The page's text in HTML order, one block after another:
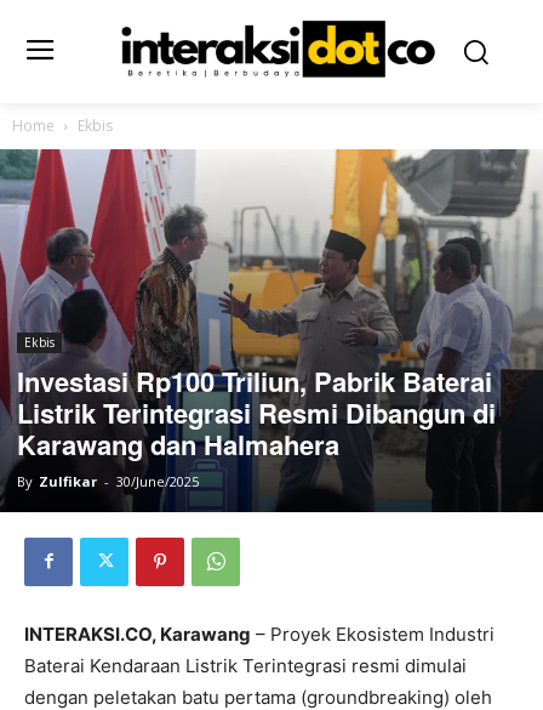
Home Ekbis
Ekbis
Investasi Rp100 Triliun, Pabrik Baterai
Listrik Terintegrasi Resmi Dibangun di
Karawang dan Halmahera
By Zulfikar - 30/June/2025
INTERAKSI.CO, Karawang – Proyek Ekosistem Industri
Baterai Kendaraan Listrik Terintegrasi resmi dimulai
dengan peletakan batu pertama (groundbreaking) oleh